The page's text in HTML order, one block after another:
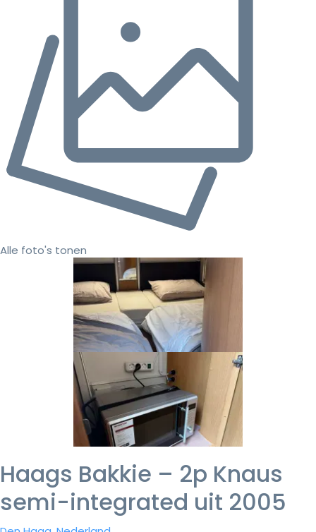
Alle foto's tonen
Haags Bakkie – 2p Knaus
semi-integrated uit 2005